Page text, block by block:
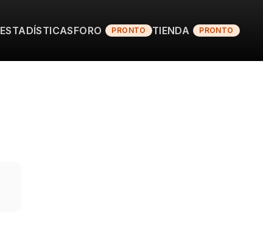
ESTADÍSTICASFORO PRONTO TIENDA PRONTO